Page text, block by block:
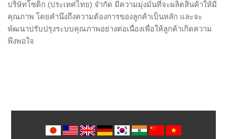
บริษัทโซดิก (ประเทศไทย) จำกัด มีความมุ่งมั่นที่จะผลิตสินค้าให้มี
คุณภาพ โดยคำนึงถึงความต้องการของลูกค้าเป็นหลัก และจะ
พัฒนาปรับปรุงระบบคุณภาพอย่างต่อเนื่องเพื่อให้ลูกค้าเกิดความ
พึงพอใจ